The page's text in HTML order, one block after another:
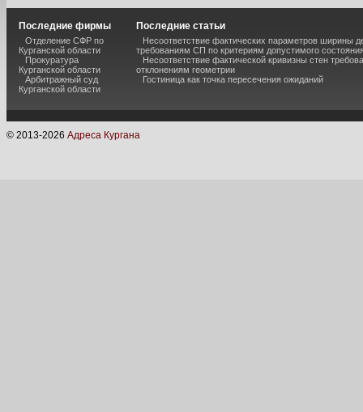
Последние фирмы
Отделение СФР по
Курганской области
Прокуратура
Курганской области
Арбитражный суд
Курганской области
Последние статьи
Несоответствие фактических параметров ширины
требованиям СП по критериям допустимого
Несоответствие фактической кривизны стен
отклонениям геометрии
Гостиница как точка пересечения ожиданий
© 2013-2026 Адреса Кургана